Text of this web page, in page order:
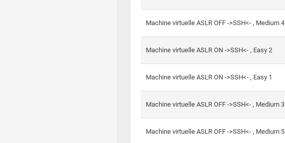
Machine virtuelle ASLR OFF ->SSH<- , Medium 4
Machine virtuelle ASLR ON ->SSH<- , Easy 2
Machine virtuelle ASLR ON ->SSH<- , Easy 1
Machine virtuelle ASLR OFF ->SSH<- , Medium 3
Machine virtuelle ASLR OFF ->SSH<- , Medium 5